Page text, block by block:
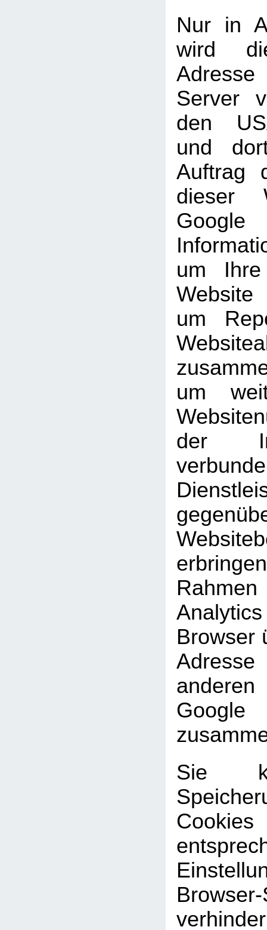
Nur in
wird
Server
den
und
Auftrag
dieser
um
um
um
der
Browser
Google
Sie